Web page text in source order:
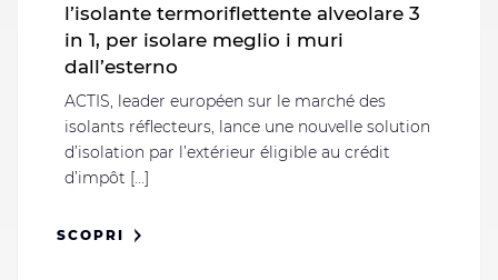
l’isolante termoriflettente alveolare 3
in 1, per isolare meglio i muri
dall’esterno
ACTIS, leader européen sur le marché des
isolants réflecteurs, lance une nouvelle solution
d’isolation par l’extérieur éligible au crédit
d’impôt [...]
SCOPRI